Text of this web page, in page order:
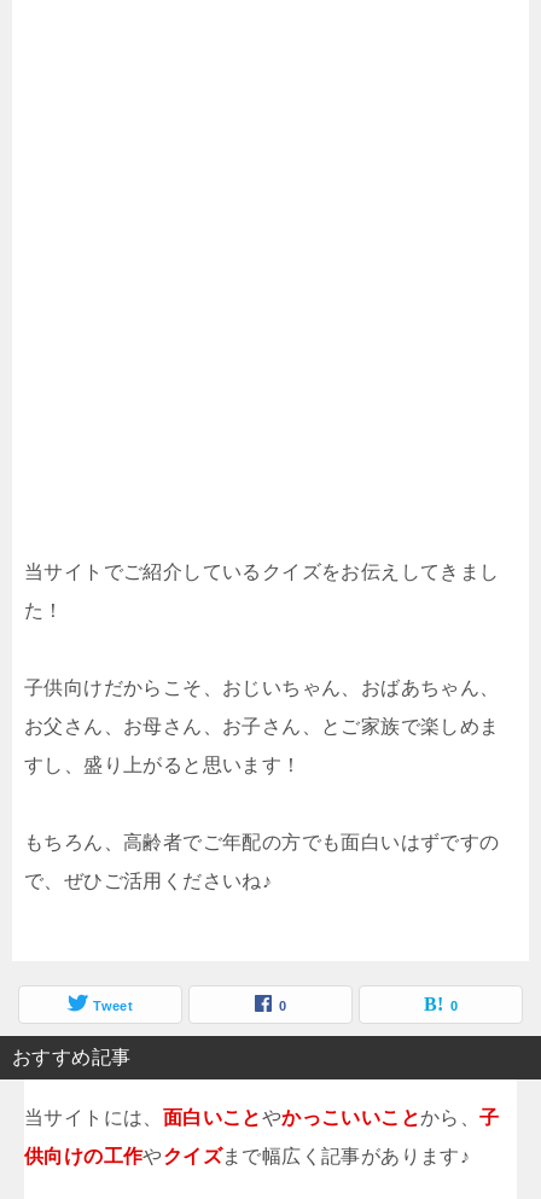
当サイトでご紹介しているクイズをお伝えしてきまし
た！
子供向けだからこそ、おじいちゃん、おばあちゃん、
お父さん、お母さん、お子さん、とご家族で楽しめま
すし、盛り上がると思います！
もちろん、高齢者でご年配の方でも面白いはずですの
で、ぜひご活用くださいね♪
Tweet 0 0
おすすめ記事
当サイトには、 面白いことやかっこいいことから、子
供向けの工作やクイズまで幅広く記事があります♪